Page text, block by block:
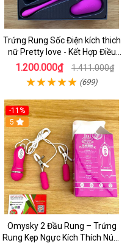
Trứng Rung Sốc Điện kích thich
nữ Pretty love - Kết Hợp Điều
Khiển Từ xa cho Nữ Tụe Sướng
1.200.000₫ 1.411.000₫
(699)
-11%
5
Omysky 2 Đầu Rung – Trứng
Rung Kẹp Ngực Kích Thích Núm